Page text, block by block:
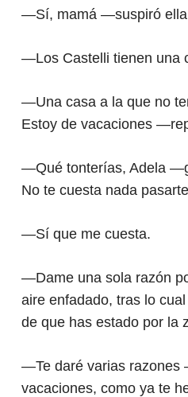
—Sí, mamá —suspiró
—Los Castelli tienen una
—Una casa a la que no
Estoy de vacaciones
—Qué tonterías, Adela
No te cuesta nada
—Sí que me cuesta.
—Dame una sola razón
aire enfadado, tras lo
de que has estado por la
—Te daré varias razones
vacaciones, como ya te